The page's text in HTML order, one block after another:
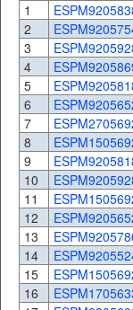
1
2
3
4
5
6
7
8
9
10
11
12
13
14
15
16